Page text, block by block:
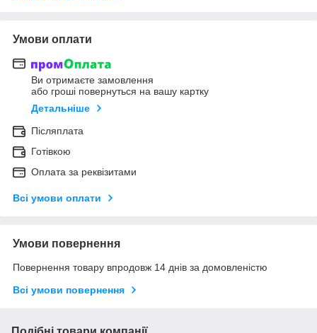
Умови оплати
Ви отримаєте замовлення
або гроші повернуться на вашу картку
Детальніше
Післяплата
Готівкою
Оплата за реквізитами
Всі умови оплати
Умови повернення
Повернення товару впродовж 14 днів за домовленістю
Всі умови повернення